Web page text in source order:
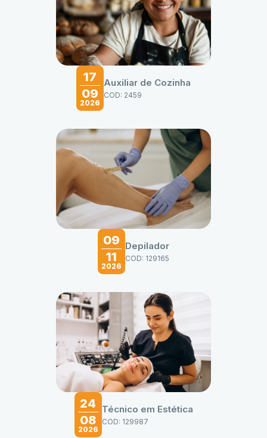
17
09
2026
Auxiliar de Cozinha
COD: 2459
09
11
2026
Depilador
COD: 129165
24
08
2026
Técnico em Estética
COD: 129987